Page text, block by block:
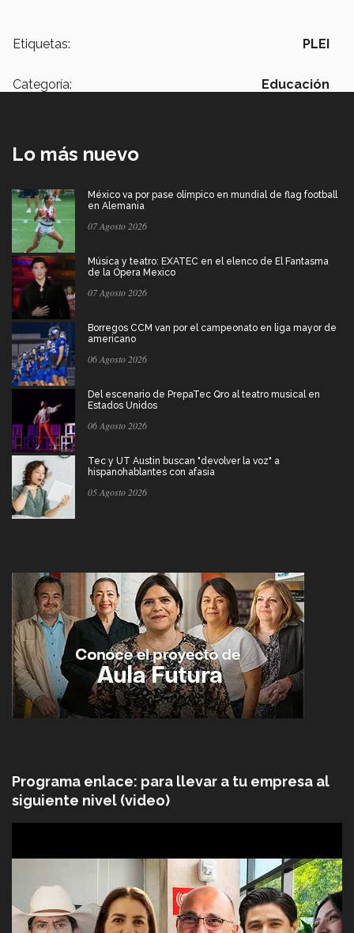
Etiquetas: PLEI
Categoría: Educación
Lo más nuevo
México va por pase olímpico en mundial de flag football
en Alemania
07 Agosto 2026
Música y teatro: EXATEC en el elenco de El Fantasma
de la Ópera Mexico
07 Agosto 2026
Borregos CCM van por el campeonato en liga mayor de
americano
06 Agosto 2026
Del escenario de PrepaTec Qro al teatro musical en
Estados Unidos
06 Agosto 2026
Tec y UT Austin buscan "devolver la voz" a
hispanohablantes con afasia
05 Agosto 2026
Programa enlace: para llevar a tu empresa al
siguiente nivel (video)